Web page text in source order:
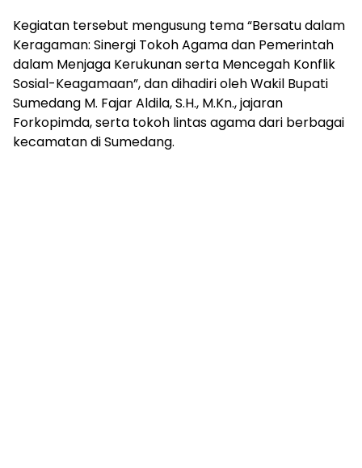
Kegiatan tersebut mengusung tema “Bersatu dalam
Keragaman: Sinergi Tokoh Agama dan Pemerintah
dalam Menjaga Kerukunan serta Mencegah Konflik
Sosial-Keagamaan”, dan dihadiri oleh Wakil Bupati
Sumedang M. Fajar Aldila, S.H., M.Kn., jajaran
Forkopimda, serta tokoh lintas agama dari berbagai
kecamatan di Sumedang.